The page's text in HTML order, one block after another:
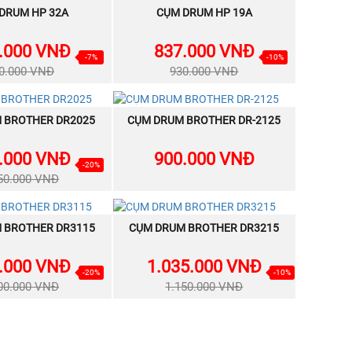
MUA NGAY
HP 32A
VNĐ
VNĐ
-7%
MUA NGAY
CỤM DRUM HP 19A
837.000 VNĐ
930.000 VNĐ
-10%
NGAY
BROTHER DR2025
VNĐ
VNĐ
-20%
CÒN
HÀNG
MUA NGAY
CỤM DRUM BROTHER DR-2125
900.000 VNĐ
NGAY
BROTHER DR3115
VNĐ
VNĐ
-20%
MUA NGAY
CỤM DRUM BROTHER DR3215
1.035.000 VNĐ
1.150.000 VNĐ
-10%